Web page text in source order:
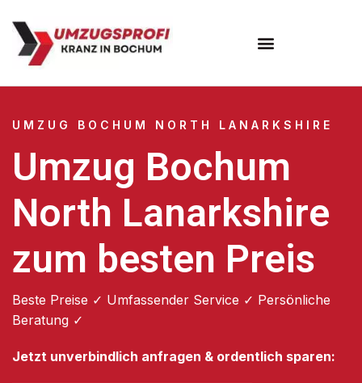
UMZUG BOCHUM NORTH LANARKSHIRE
Umzug Bochum
North Lanarkshire
zum besten Preis
Beste Preise ✓ Umfassender Service ✓ Persönliche
Beratung ✓
Jetzt unverbindlich anfragen & ordentlich sparen: